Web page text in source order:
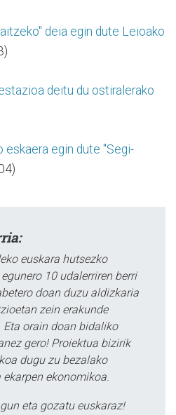
deia egin dute Leioako
deitu du ostiralerako
egin dute "Segi-
euskara hutsezko
10 udalerriren berri
doan duzu aldizkaria
zein erakunde
orain doan bidaliko
gero! Proiektua bizirik
dugu zu bezalako
ekonomikoa.
eta gozatu euskaraz!